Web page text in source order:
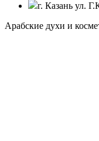
г. Казань ул.
Арабские духи и